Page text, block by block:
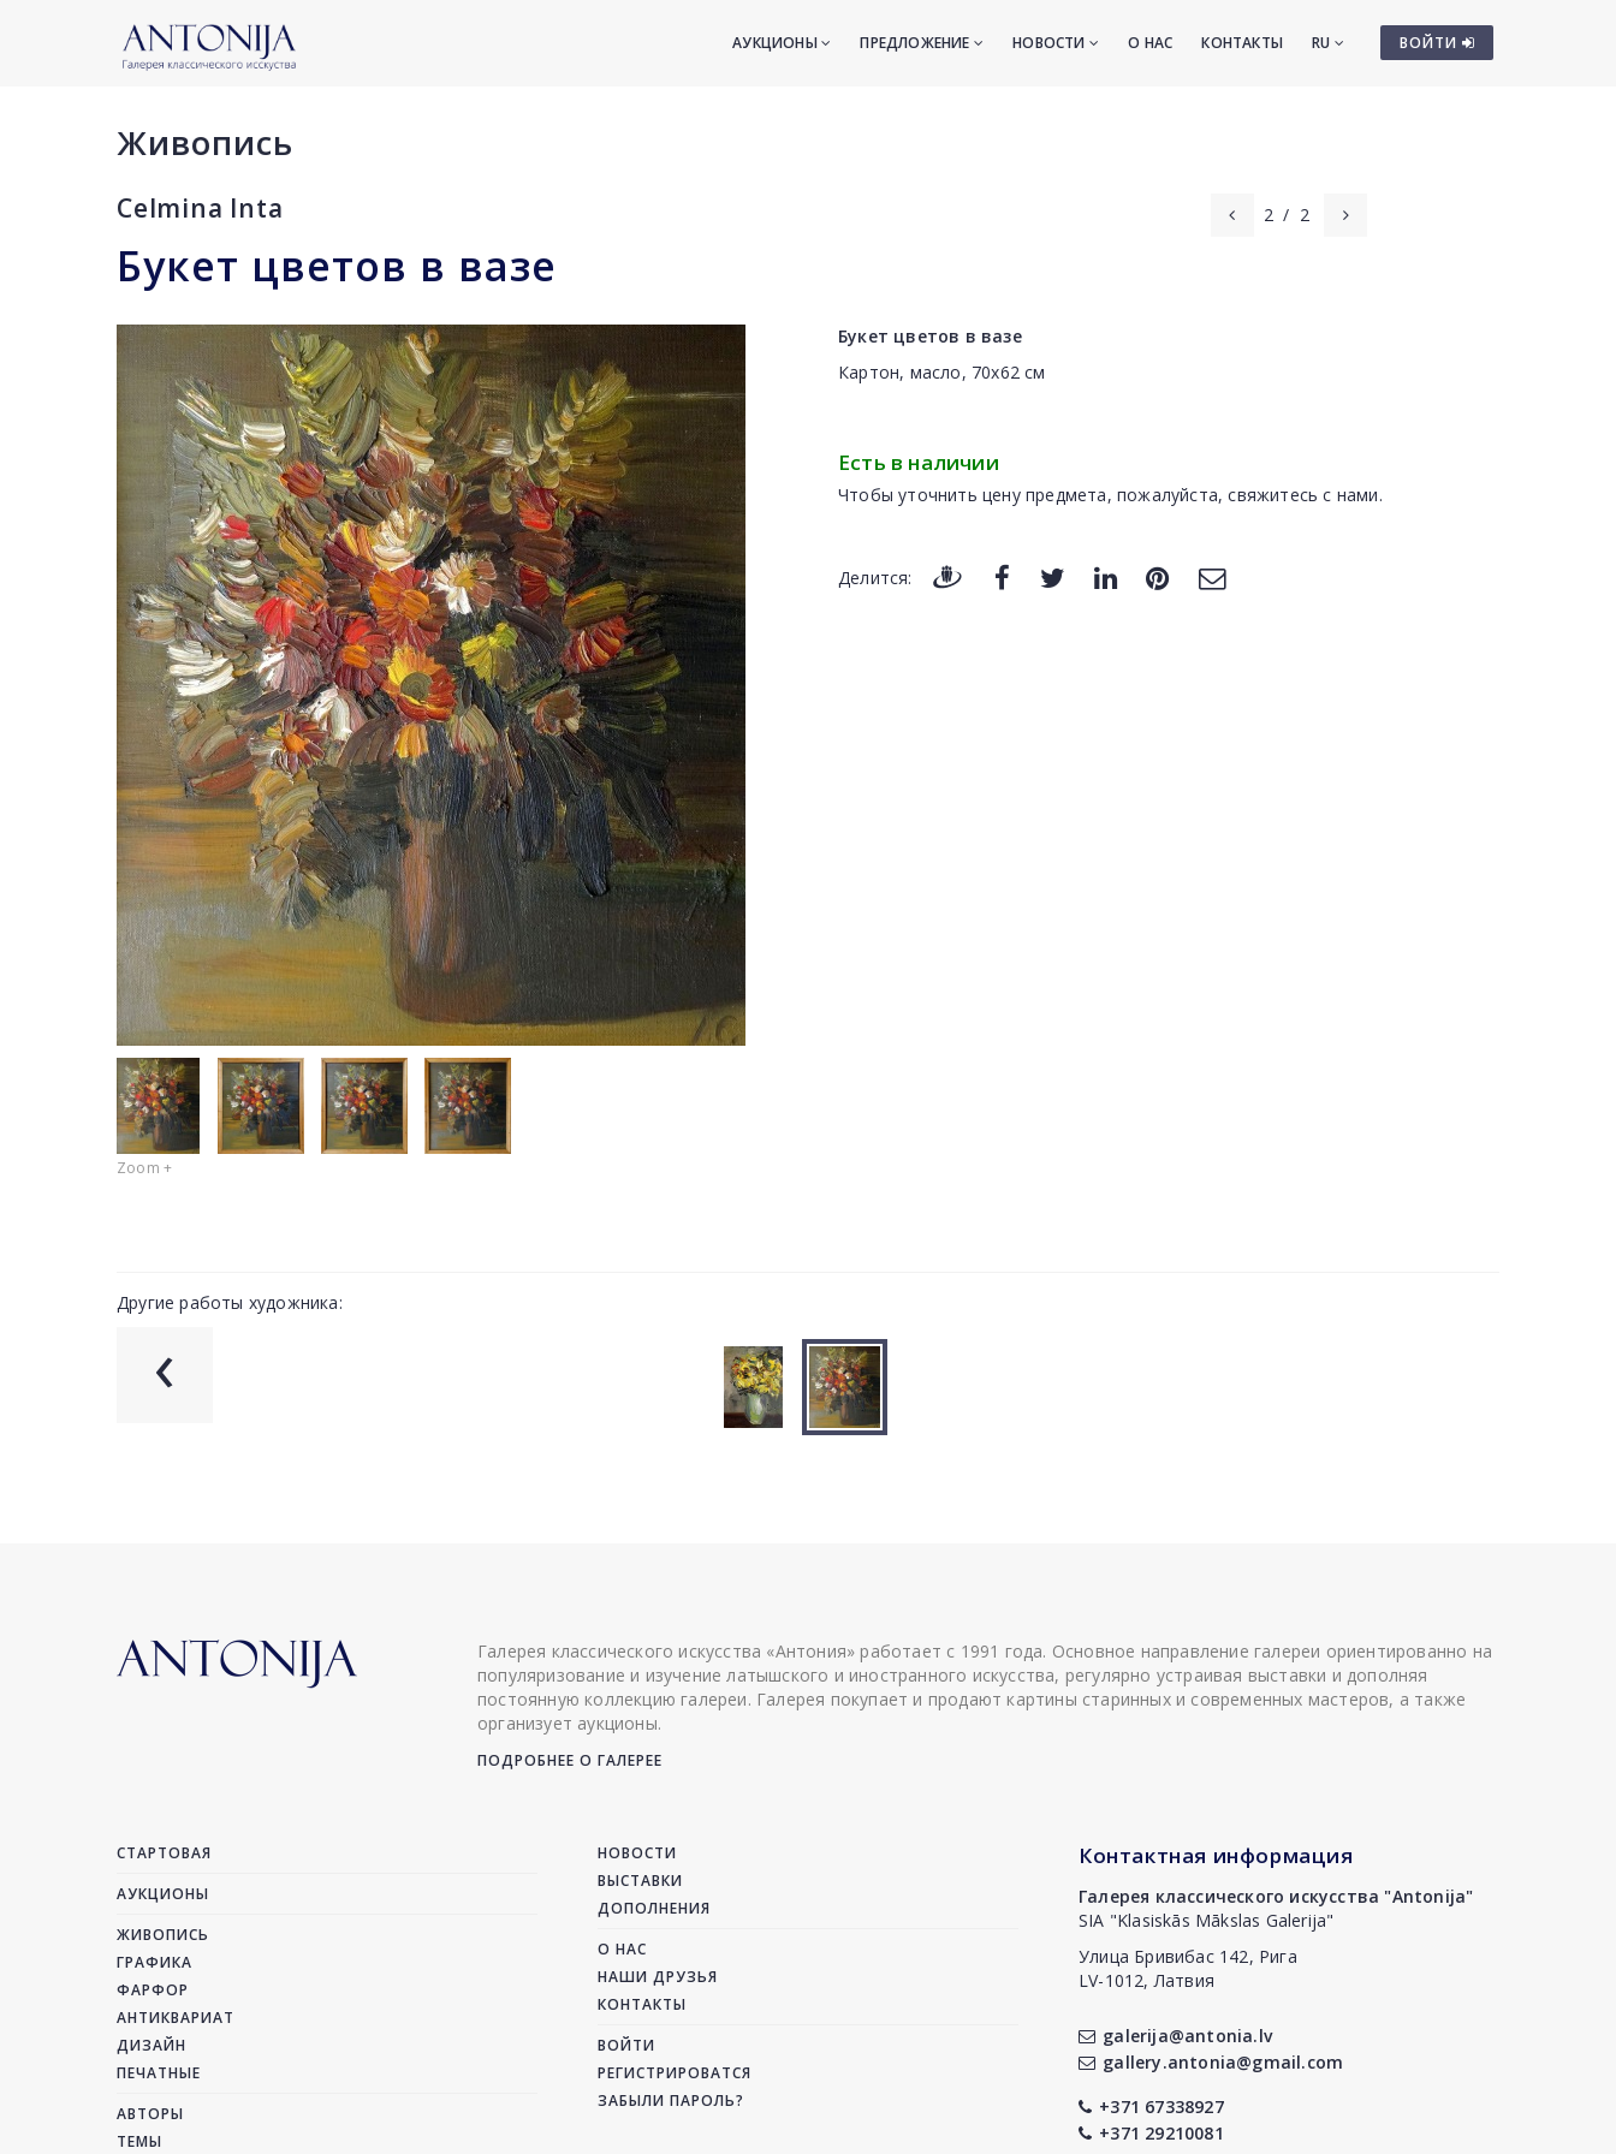
ВОЙТИ
АУКЦИОНЫ ПРЕДЛОЖЕНИЕ НОВОСТИ О НАС КОНТАКТЫ RU
Живопись
Celmina Inta 2 / 2
Букет цветов в вазе
Zoom +
Букет цветов в вазе
Картон, масло, 70x62 cм
Есть в наличии
Чтобы уточнить цену предмета, пожалуйста, свяжитесь с нами.
Делится:
Другие работы художника:
‹
Галерея классического искусства «Антония» работает с 1991 года. Основное направление галереи ориентированно на
популяризование и изучение латышского и иностранного искусства, регулярно устраивая выставки и дополняя
постоянную коллекцию галереи. Галерея покупает и продают картины старинных и современных мастеров, а также
организует аукционы.
ПОДРОБНЕЕ О ГАЛЕРЕЕ
СТАРТОВАЯ
АУКЦИОНЫ
ЖИВОПИСЬ
ГРАФИКА
ФАРФОР
АНТИКВАРИАТ
ДИЗАЙН
ПЕЧАТНЫЕ
АВТОРЫ
ТЕМЫ
НОВОСТИ
ВЫСТАВКИ
ДОПОЛНЕНИЯ
О НАС
НАШИ ДРУЗЬЯ
КОНТАКТЫ
ВОЙТИ
РЕГИСТРИРОВАТСЯ
ЗАБЫЛИ ПАРОЛЬ?
Контактная информация
Галерея классического искусства "Antonija"
SIA "Klasiskās Mākslas Galerija"
Улица Бривибас 142, Рига
LV-1012, Латвия
galerija@antonia.lv
gallery.antonia@gmail.com
+371 67338927
+371 29210081